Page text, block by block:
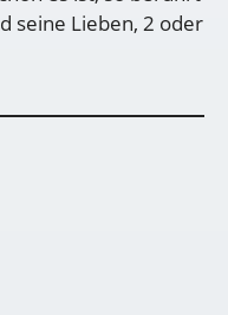
seine Lieben, 2 oder